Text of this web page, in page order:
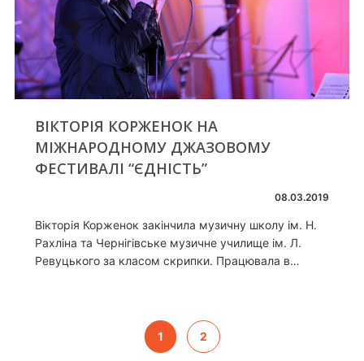
ВІКТОРІЯ КОРЖЕНОК НА
МІЖНАРОДНОМУ ДЖАЗОВОМУ
ФЕСТИВАЛІ “ЄДНІСТЬ”
08.03.2019
Вікторія Корженок закінчила музичну школу ім. Н.
Рахліна та Чернігівське музичне училище ім. Л.
Ревуцького за класом скрипки. Працювала в…
1 2